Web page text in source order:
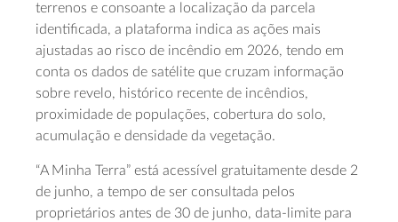
terrenos e consoante a localização da parcela
identificada, a plataforma indica as ações mais
ajustadas ao risco de incêndio em 2026, tendo em
conta os dados de satélite que cruzam informação
sobre revelo, histórico recente de incêndios,
proximidade de populações, cobertura do solo,
acumulação e densidade da vegetação.
“A Minha Terra” está acessível gratuitamente desde 2
de junho, a tempo de ser consultada pelos
proprietários antes de 30 de junho, data-limite para